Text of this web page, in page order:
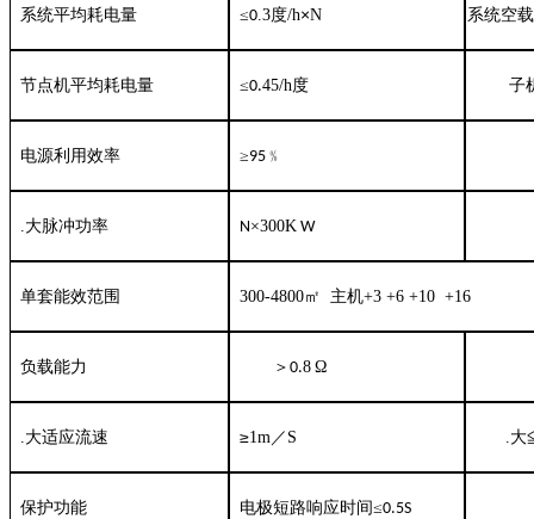
系统平均耗电量 ≤0 .3度/h×N 系统空载
节点机平均耗电量 ≤0.45/h 度 子
电源利用效率 ≥95 ﹪
.大脉冲功率 N×300K W
单套能效范围 300-4800㎡ 主机+3 +6 +10 +16
负载能力 ＞0.8 Ω
.大适应流速 ≥1m ／S .大
保护功能 电极短路响应时间≤0.5S